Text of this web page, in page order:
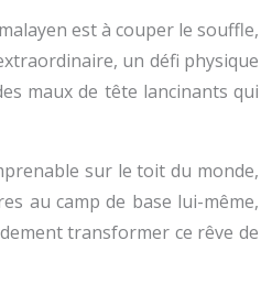
est à couper le souffle,
un défi physique
maux de tête lancinants qui
sur le toit du monde,
au camp de base lui-même,
transformer ce rêve de